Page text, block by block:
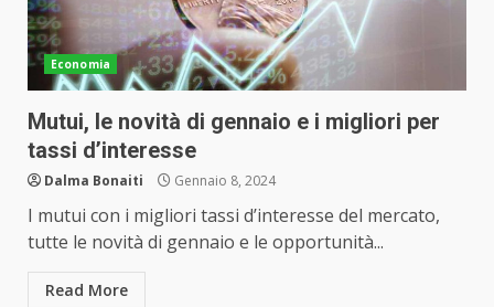
Economia
Mutui, le novità di gennaio e i migliori per
tassi d’interesse
Dalma Bonaiti Gennaio 8, 2024
I mutui con i migliori tassi d’interesse del mercato,
tutte le novità di gennaio e le opportunità...
Read More